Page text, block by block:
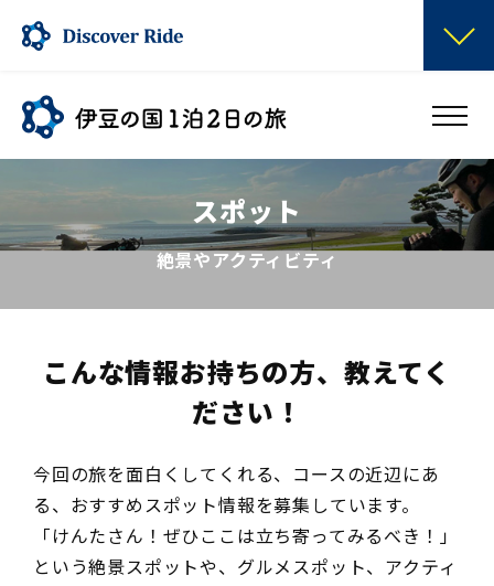
スポット
絶景やアクティビティ
こんな情報お持ちの方、教えてく
ださい！
今回の旅を面白くしてくれる、コースの近辺にあ
る、おすすめスポット情報を募集しています。
「けんたさん！ぜひここは立ち寄ってみるべき！」
という絶景スポットや、グルメスポット、アクティ